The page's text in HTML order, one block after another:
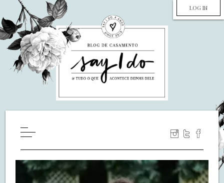
LOG IN
WILL YOU MARRY ME?